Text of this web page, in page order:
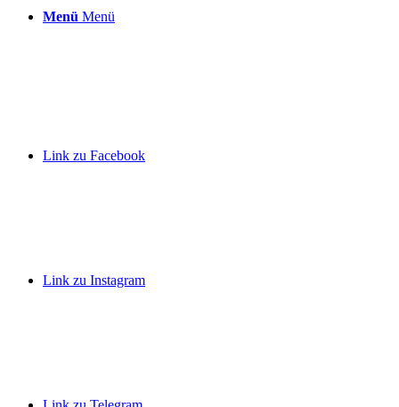
Menü Menü
Link zu Facebook
Link zu Instagram